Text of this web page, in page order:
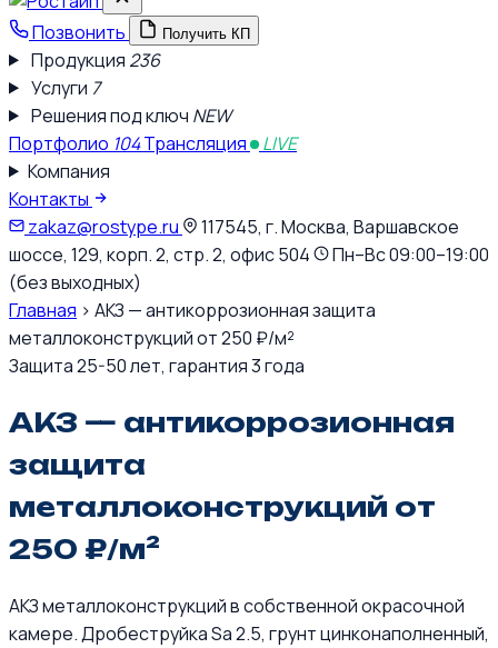
Позвонить Получить КП
Продукция 236
Услуги 7
Решения под ключ NEW
Портфолио 104Трансляция
LIVE
Компания
Контакты
zakaz@rostype.ru
117545, г. Москва, Варшавское
шоссе, 129, корп. 2, стр. 2, офис 504
Пн–Вс 09:00–19:00
(без выходных)
Главная › АКЗ — антикоррозионная защита
металлоконструкций от 250 ₽/м²
Защита 25-50 лет, гарантия 3 года
АКЗ — антикоррозионная
защита
металлоконструкций от
250 ₽/м²
АКЗ металлоконструкций в собственной окрасочной
камере. Дробеструйка Sa 2.5, грунт цинконаполненный,